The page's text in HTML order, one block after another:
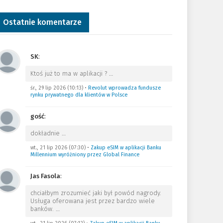
Ostatnie komentarze
SK:
Ktoś już to ma w aplikacji ? …
śr., 29 lip 2026 (10:13)• Revolut wprowadza fundusze
rynku prywatnego dla klientów w Polsce
gość:
dokładnie …
wt., 21 lip 2026 (07:30)• Zakup eSIM w aplikacji Banku
Millennium wyróżniony przez Global Finance
Jas Fasola:
chciałbym zrozumieć jaki był powód nagrody.
Usługa oferowana jest przez bardzo wiele
banków. …